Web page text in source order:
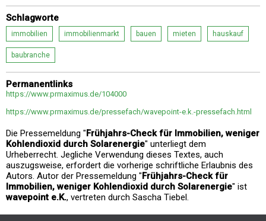
Schlagworte
immobilien immobilienmarkt bauen mieten hauskauf
baubranche
Permanentlinks
https://www.prmaximus.de/104000
https://www.prmaximus.de/pressefach/wavepoint-e.k.-pressefach.html
Die Pressemeldung "Frühjahrs-Check für Immobilien, weniger
Kohlendioxid durch Solarenergie" unterliegt dem
Urheberrecht. Jegliche Verwendung dieses Textes, auch
auszugsweise, erfordert die vorherige schriftliche Erlaubnis des
Autors. Autor der Pressemeldung "Frühjahrs-Check für
Immobilien, weniger Kohlendioxid durch Solarenergie" ist
wavepoint e.K., vertreten durch Sascha Tiebel.